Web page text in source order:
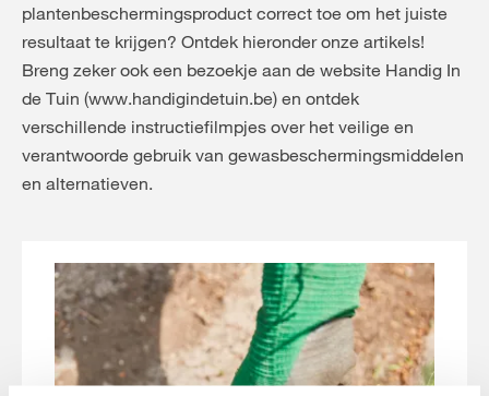
plantenbeschermingsproduct correct toe om het juiste
resultaat te krijgen? Ontdek hieronder onze artikels!
Breng zeker ook een bezoekje aan de website Handig In
de Tuin (www.handigindetuin.be) en ontdek
verschillende instructiefilmpjes over het veilige en
verantwoorde gebruik van gewasbeschermingsmiddelen
en alternatieven.